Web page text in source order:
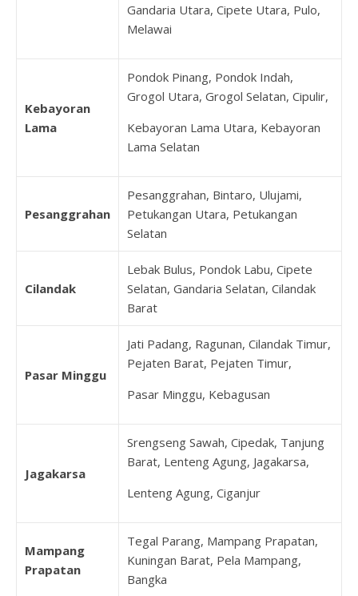
Gandaria Utara, Cipete Utara, Pulo,
Melawai
Kebayoran
Lama
Pondok Pinang, Pondok Indah,
Grogol Utara, Grogol Selatan, Cipulir,
Kebayoran Lama Utara, Kebayoran
Lama Selatan
Pesanggrahan
Pesanggrahan, Bintaro, Ulujami,
Petukangan Utara, Petukangan
Selatan
Cilandak
Lebak Bulus, Pondok Labu, Cipete
Selatan, Gandaria Selatan, Cilandak
Barat
Pasar Minggu
Jati Padang, Ragunan, Cilandak Timur,
Pejaten Barat, Pejaten Timur,
Pasar Minggu, Kebagusan
Jagakarsa
Srengseng Sawah, Cipedak, Tanjung
Barat, Lenteng Agung, Jagakarsa,
Lenteng Agung, Ciganjur
Mampang
Prapatan
Tegal Parang, Mampang Prapatan,
Kuningan Barat, Pela Mampang,
Bangka